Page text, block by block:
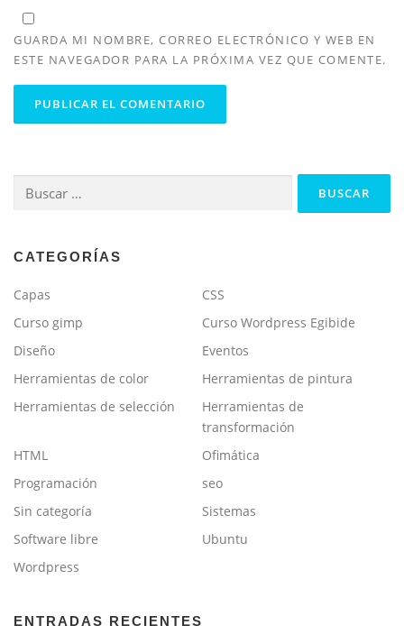
GUARDA MI NOMBRE, CORREO ELECTRÓNICO Y WEB EN
ESTE NAVEGADOR PARA LA PRÓXIMA VEZ QUE COMENTE.
Buscar:
CATEGORÍAS
Capas
CSS
Curso gimp
Curso Wordpress Egibide
Diseño
Eventos
Herramientas de color
Herramientas de pintura
Herramientas de selección
Herramientas de
transformación
HTML
Ofimática
Programación
seo
Sin categoría
Sistemas
Software libre
Ubuntu
Wordpress
ENTRADAS RECIENTES